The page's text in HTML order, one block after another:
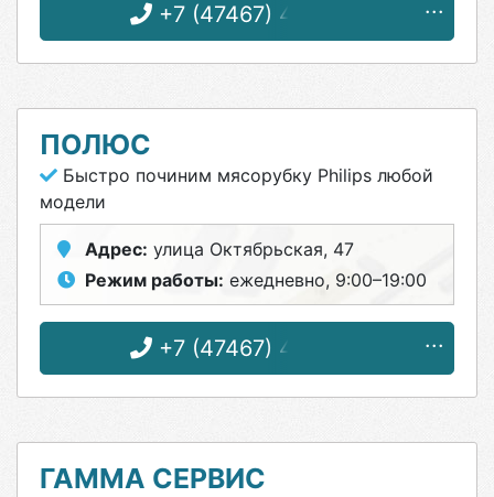
+7 (47467) 4-12-08
ПОЛЮС
Быстро починим мясорубку Philips любой
модели
Адрес: улица Октябрьская, 47
Режим работы: ежедневно, 9:00–19:00
+7 (47467) 4-33-17
ГАММА СЕРВИС